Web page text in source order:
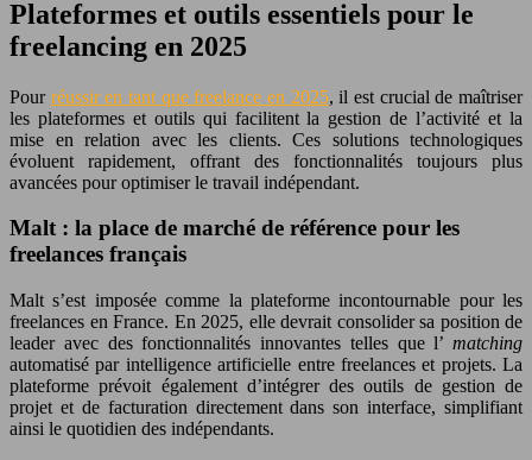
Plateformes et outils essentiels pour le
freelancing en 2025
Pour réussir en tant que freelance en 2025, il est crucial de maîtriser
les plateformes et outils qui facilitent la gestion de l’activité et la
mise en relation avec les clients. Ces solutions technologiques
évoluent rapidement, offrant des fonctionnalités toujours plus
avancées pour optimiser le travail indépendant.
Malt : la place de marché de référence pour les
freelances français
Malt s’est imposée comme la plateforme incontournable pour les
freelances en France. En 2025, elle devrait consolider sa position de
leader avec des fonctionnalités innovantes telles que l’ matching
automatisé par intelligence artificielle entre freelances et projets. La
plateforme prévoit également d’intégrer des outils de gestion de
projet et de facturation directement dans son interface, simplifiant
ainsi le quotidien des indépendants.